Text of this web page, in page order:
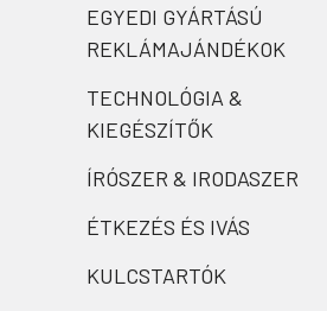
EGYEDI GYÁRTÁSÚ
REKLÁMAJÁNDÉKOK
TECHNOLÓGIA &
KIEGÉSZÍTŐK
ÍRÓSZER & IRODASZER
ÉTKEZÉS ÉS IVÁS
KULCSTARTÓK